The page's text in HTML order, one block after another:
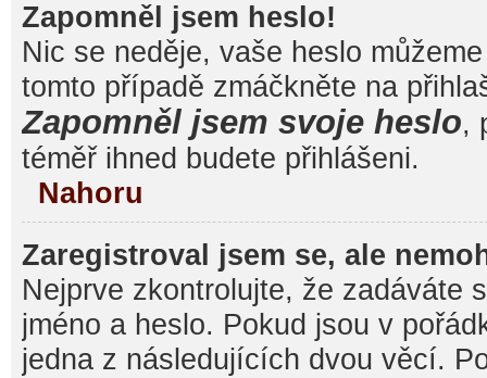
Zapomněl jsem heslo!
Nic se neděje, vaše heslo
tomto případě zmáčkněte na
Zapomněl jsem svoje heslo,
téměř ihned budete přihlášeni.
Nahoru
Zaregistroval jsem se, ale
Nejprve zkontrolujte, že zadáváte
jméno a heslo. Pokud jsou v
jedna z následujících dvou věcí.